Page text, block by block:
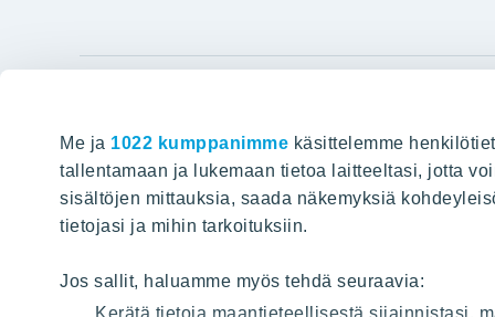
Me ja 1022 kumppanimme käsittelemme
tallentamaan ja lukemaan tietoa laitteeltasi, jotta
sisältöjen mittauksia, saada näkemyksiä
tietojasi ja mihin tarkoituksiin.
Jos sallit, haluamme myös tehdä seuraavia:
Kerätä tietoja maantieteellisestä sijainnistasi,
Hyvin rakennettu huominen
HAKU
Tietoa
Töihin
Projektit